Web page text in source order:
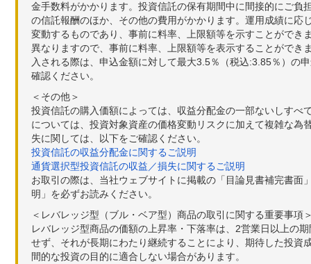
金手数料がかかります。投資信託の保有期間中に間接的にご
の信託報酬のほか、その他の費用がかかります。運用成績に
変動するものであり、事前に料率、上限額等を示すことがで
異なりますので、事前に料率、上限額等を表示することがで
入される際は、申込金額に対して最大3.5％（税込:3.85％）の
確認ください。
＜その他＞
投資信託の購入価額によっては、収益分配金の一部ないしす
については、投資対象資産の価格変動リスクに加えて複雑な
失に関しては、以下をご確認ください。
投資信託の収益分配金に関するご説明
通貨選択型投資信託の収益／損失に関するご説明
お取引の際は、当社ウェブサイトに掲載の「目論見書補完書
明」を必ずお読みください。
＜レバレッジ型（ブル・ベア型）商品の取引に関する重要事項
レバレッジ型商品の価額の上昇率・下落率は、2営業日以上の
せず、それが長期にわたり継続することにより、期待した投
間的な投資の目的に適合しない場合があります。